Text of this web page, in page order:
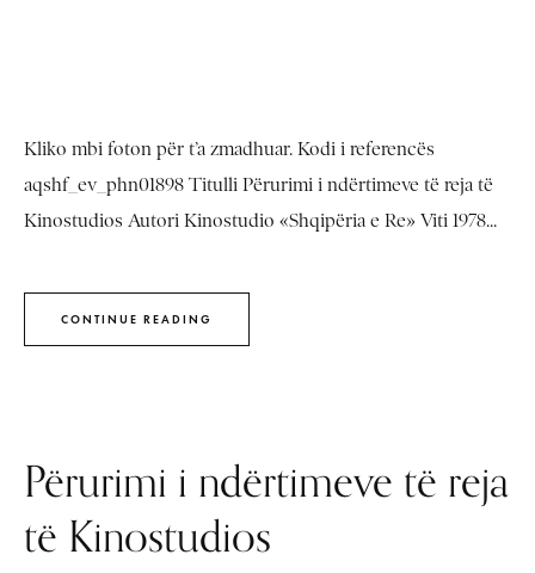
Kliko mbi foton për t’a zmadhuar. Kodi i referencës
aqshf_ev_phn01898 Titulli Përurimi i ndërtimeve të reja të
Kinostudios Autori Kinostudio «Shqipëria e Re» Viti 1978...
CONTINUE READING
Përurimi i ndërtimeve të reja
të Kinostudios